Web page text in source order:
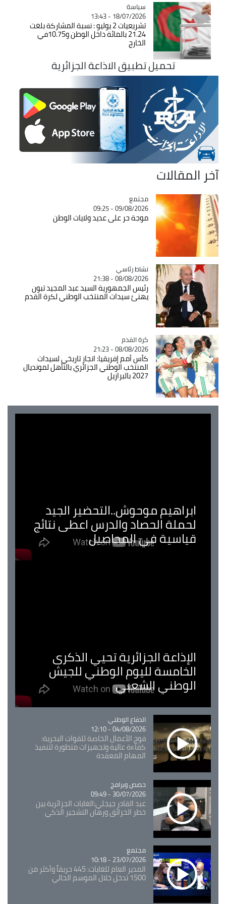
Catégorie
سياسة
18/07/2026 - 13:43
تشريعيات 2 يوليو : نسبة المشاركة بلغت
21.24 بالمائة داخل الوطن و10.75في
الخارج
تحميل تطبيق الاذاعة الجزائرية
آخر المقالات
Catégorie
مجتمع
09/08/2026 - 09:25
موجة حر على عديد ولايات الوطن
Catégorie
نشاط رئاسي
08/08/2026 - 21:38
رئيس الجمهورية السيد عبد المجيد تبون
يهنئ سيدات المنتخب الوطني لكرة القدم
Catégorie
كرة القدم
08/08/2026 - 21:23
كأس أمم إفريقيا: انجاز تاريخي لسيدات
المنتخب الوطني الجزائري بالتأهل لمونديال
2027 بالبرازيل
ابراهيم موحوش..التحضير الجيد
لحملة الحصاد والدرس اعطى نتائج
قياسية في المحاصيل
الإذاعة الجزائرية تحيي الذكرى
الخامسة لليوم الوطني للجيش
الوطني الشعبي
Catégorie
الدفاع الوطني
04/08/2026 - 12:10
فوج الأعمال الخاصة للقوات البحرية:
كفاءة عالية وتجهيزات متطورة لتنفيذ
المهام المعقدة
Catégorie
حصص وبرامج
30/07/2026 - 09:49
عبد القادر جيجلي:الغابات الجزائرية بين
خطر الحرائق ورهان التشجير الذكي
Catégorie
مجتمع
23/07/2026 - 10:18
المدير العام للغابات: 445 حريقاً وأكثر من
1500 تدخل خلال الموسم الحالي